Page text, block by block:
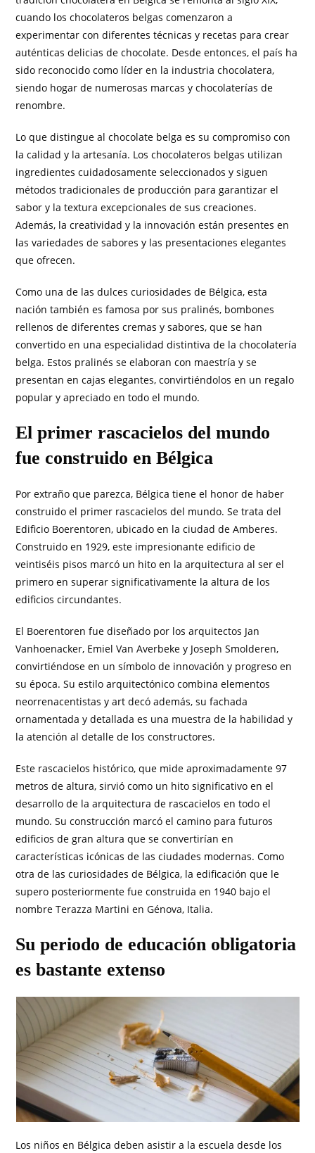
cuando los chocolateros belgas comenzaron a
experimentar con diferentes técnicas y recetas para crear
auténticas delicias de chocolate. Desde entonces, el país ha
sido reconocido como líder en la industria chocolatera,
siendo hogar de numerosas marcas y chocolaterías de
renombre.
Lo que distingue al chocolate belga es su compromiso con
la calidad y la artesanía. Los chocolateros belgas utilizan
ingredientes cuidadosamente seleccionados y siguen
métodos tradicionales de producción para garantizar el
sabor y la textura excepcionales de sus creaciones.
Además, la creatividad y la innovación están presentes en
las variedades de sabores y las presentaciones elegantes
que ofrecen.
Como una de las dulces curiosidades de Bélgica, esta
nación también es famosa por sus pralinés, bombones
rellenos de diferentes cremas y sabores, que se han
convertido en una especialidad distintiva de la chocolatería
belga. Estos pralinés se elaboran con maestría y se
presentan en cajas elegantes, convirtiéndolos en un regalo
popular y apreciado en todo el mundo.
El primer rascacielos del mundo
fue construido en Bélgica
Por extraño que parezca, Bélgica tiene el honor de haber
construido el primer rascacielos del mundo. Se trata del
Edificio Boerentoren, ubicado en la ciudad de Amberes.
Construido en 1929, este impresionante edificio de
veintiséis pisos marcó un hito en la arquitectura al ser el
primero en superar significativamente la altura de los
edificios circundantes.
El Boerentoren fue diseñado por los arquitectos Jan
Vanhoenacker, Emiel Van Averbeke y Joseph Smolderen,
convirtiéndose en un símbolo de innovación y progreso en
su época. Su estilo arquitectónico combina elementos
neorrenacentistas y art decó además, su fachada
ornamentada y detallada es una muestra de la habilidad y
la atención al detalle de los constructores.
Este rascacielos histórico, que mide aproximadamente 97
metros de altura, sirvió como un hito significativo en el
desarrollo de la arquitectura de rascacielos en todo el
mundo. Su construcción marcó el camino para futuros
edificios de gran altura que se convertirían en
características icónicas de las ciudades modernas. Como
otra de las curiosidades de Bélgica, la edificación que le
supero posteriormente fue construida en 1940 bajo el
nombre Terazza Martini en Génova, Italia.
Su periodo de educación obligatoria
es bastante extenso
Los niños en Bélgica deben asistir a la escuela desde los